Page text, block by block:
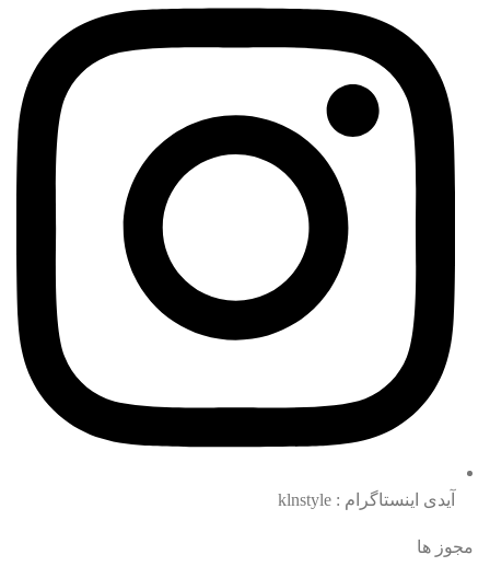
آیدی اینستاگرام : klnstyle
مجوز ها